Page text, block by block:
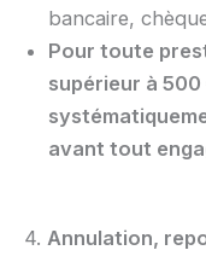
bancaire,
Pour toute
supérieur à 500
avant tout
4. Annulation,